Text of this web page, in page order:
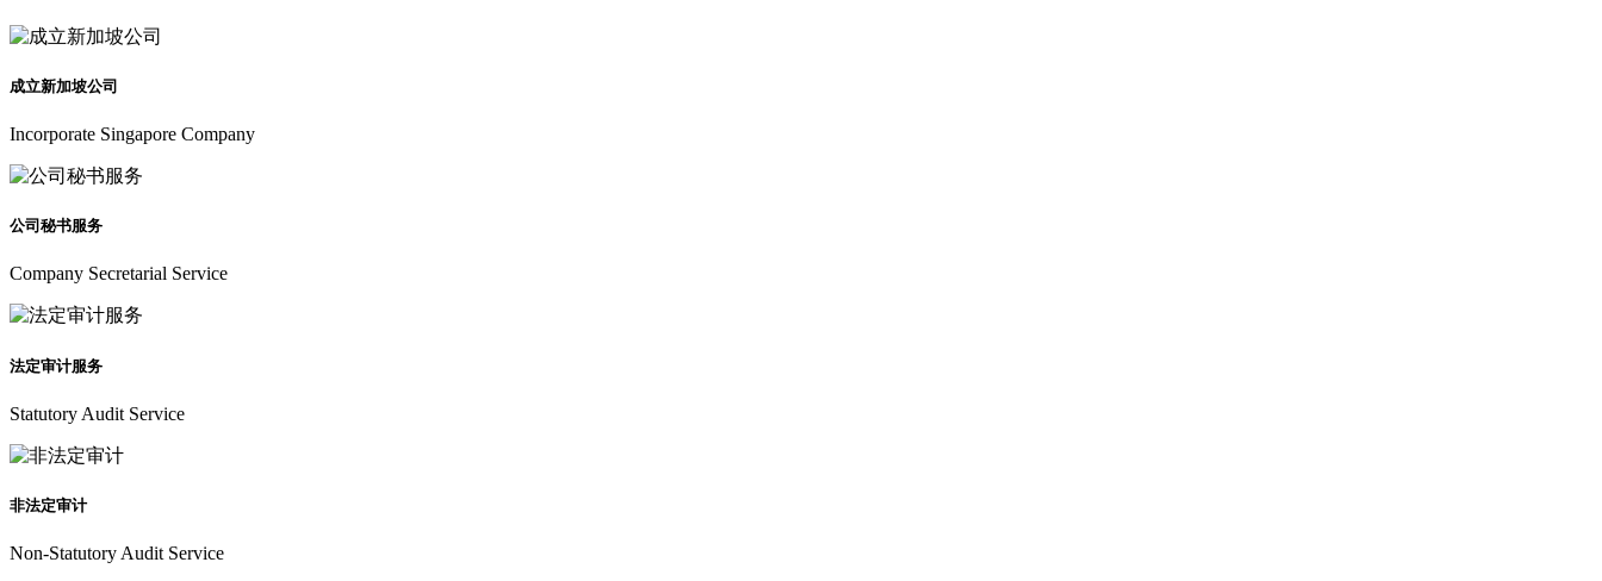
成立新加坡公司
Incorporate Singapore Company
公司秘书服务
Company Secretarial Service
法定审计服务
Statutory Audit Service
非法定审计
Non-Statutory Audit Service